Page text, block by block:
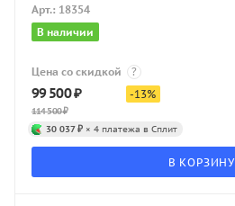
Арт.: 18354
В наличии
Цена со скидкой ?
99 500₽
114 500₽
-13%
30 037 ₽ × 4 платежа в Сплит
В КОРЗИНУ